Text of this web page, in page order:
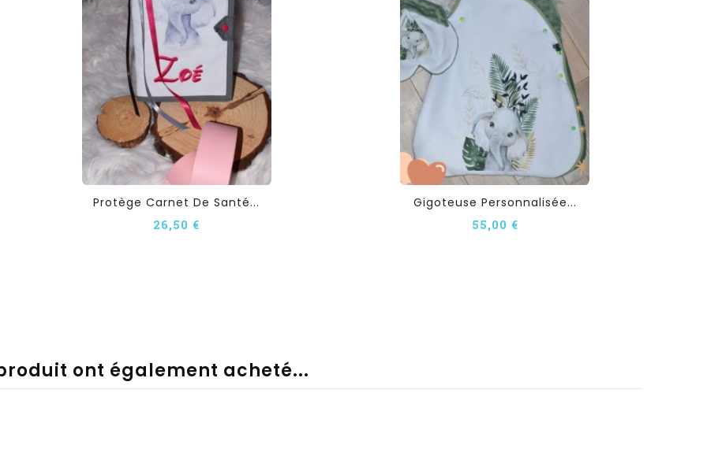
Protège Carnet De Santé...
26,50 €
Gigoteuse Personnalisée...
55,00 €
ont également acheté...